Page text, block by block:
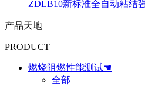
ZDLB10新标准全自动粘结
产品天地
PRODUCT
燃烧阻燃性能测试☚
全部